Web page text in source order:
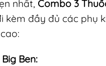
nhất, Combo 3
kèm đầy đủ các phụ
Ben: